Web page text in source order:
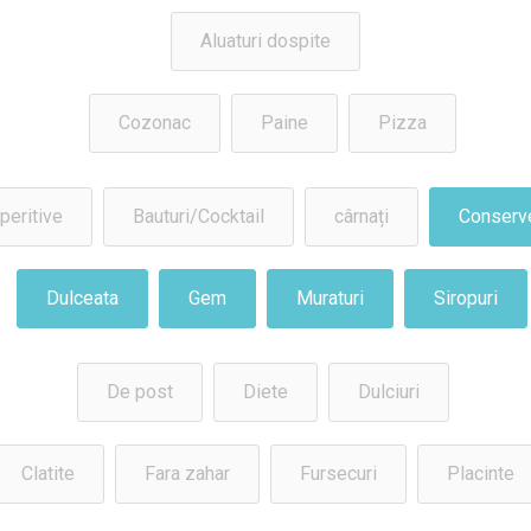
Aluaturi dospite
Cozonac Paine Pizza
Bauturi/Cocktail cârnați
Dulceata Gem Muraturi Siropuri
De post Diete Dulciuri
Clatite Fara zahar Fursecuri Placinte